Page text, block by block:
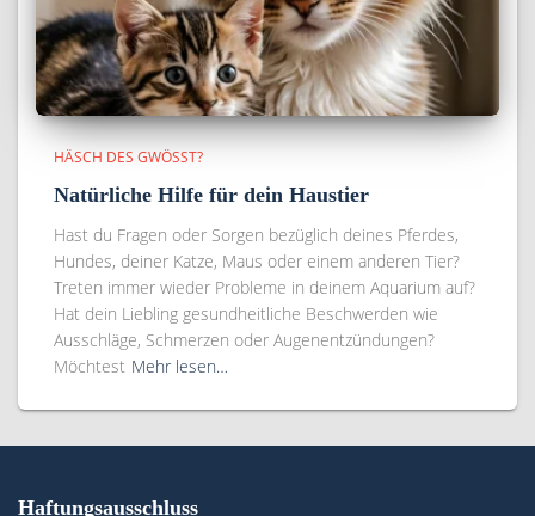
HÄSCH DES GWÖSST?
Natürliche Hilfe für dein Haustier
Hast du Fragen oder Sorgen bezüglich deines Pferdes,
Hundes, deiner Katze, Maus oder einem anderen Tier?
Treten immer wieder Probleme in deinem Aquarium auf?
Hat dein Liebling gesundheitliche Beschwerden wie
Ausschläge, Schmerzen oder Augenentzündungen?
Möchtest Mehr lesen…
Haftungsausschluss